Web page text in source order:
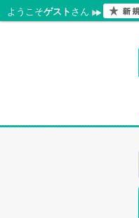
ようこそゲスト さん